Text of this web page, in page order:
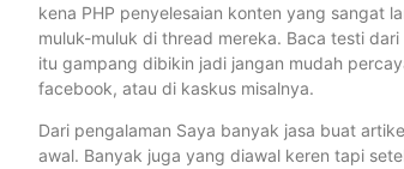
kena PHP penyelesaian konten yang sangat
muluk-muluk di thread mereka. Baca testi
itu gampang dibikin jadi jangan mudah
facebook, atau di kaskus misalnya.
Dari pengalaman Saya banyak jasa buat
awal. Banyak juga yang diawal keren tapi